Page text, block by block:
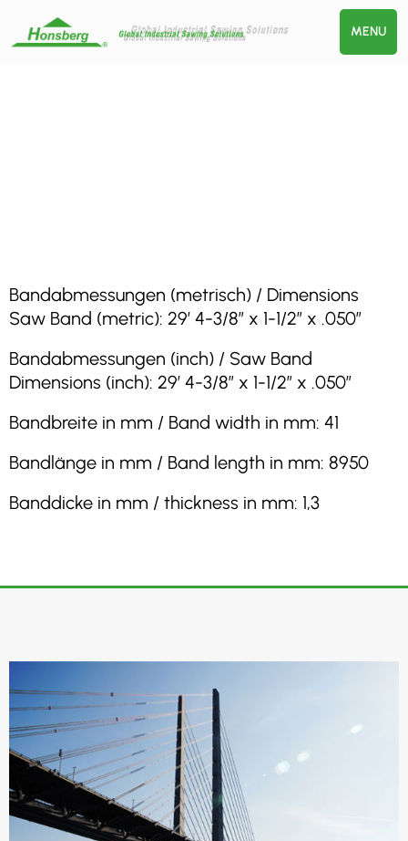
MENU
Bandabmessungen (metrisch) / Dimensions
Saw Band (metric): 29′ 4-3/8″ x 1-1/2″ x .050″
Bandabmessungen (inch) / Saw Band
Dimensions (inch): 29′ 4-3/8″ x 1-1/2″ x .050″
Bandbreite in mm / Band width in mm: 41
Bandlänge in mm / Band length in mm: 8950
Banddicke in mm / thickness in mm: 1,3